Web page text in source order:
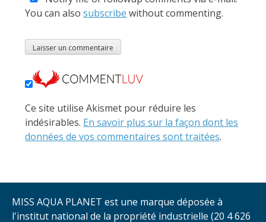
You can alsosubscribe without commenting.
Ce site utilise Akismet pour réduire les
indésirables. En savoir plus sur la façon dont les
données de vos commentaires sont traitées.
MISS AQUA PLANET est une marque déposée à
l'institut national de la propriété industrielle (20 4 626